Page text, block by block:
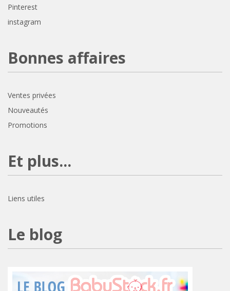
Pinterest
instagram
Bonnes affaires
Ventes privées
Nouveautés
Promotions
Et plus...
Liens utiles
Le blog